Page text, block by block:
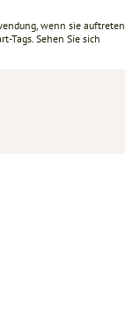
wenn sie auftreten.
Tags. Sehen Sie sich